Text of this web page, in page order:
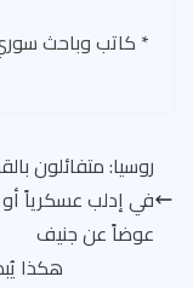
٭ كاتب وباحث
روسيا: متفائلون
في إدلب عسكرياً
عوضاً عن جنيف
هكذا